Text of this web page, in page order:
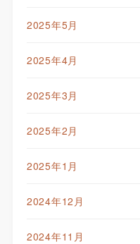
2025年5月
2025年4月
2025年3月
2025年2月
2025年1月
2024年12月
2024年11月